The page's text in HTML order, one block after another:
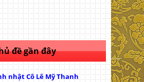
đề gần đây
nhật Cô Lê Mỹ Thanh